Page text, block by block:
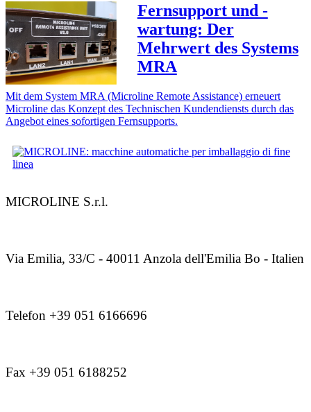
Fernsupport und -
wartung: Der
Mehrwert des Systems
MRA
Mit dem System MRA (Microline Remote Assistance) erneuert
Microline das Konzept des Technischen Kundendiensts durch das
Angebot eines sofortigen Fernsupports.
MICROLINE S.r.l.
Via Emilia, 33/C - 40011 Anzola dell'Emilia Bo - Italien
Telefon +39 051 6166696
Fax +39 051 6188252